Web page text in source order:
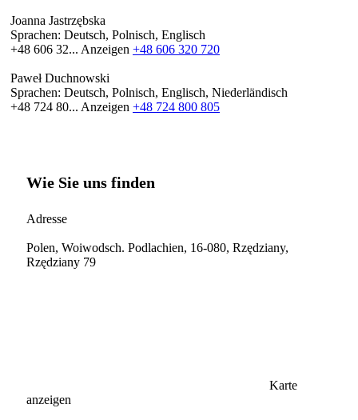
Joanna Jastrzębska
Sprachen: Deutsch, Polnisch, Englisch
+48 606 32... Anzeigen +48 606 320 720
Paweł Duchnowski
Sprachen: Deutsch, Polnisch, Englisch, Niederländisch
+48 724 80... Anzeigen +48 724 800 805
Wie Sie uns finden
Adresse
Polen, Woiwodsch. Podlachien, 16-080, Rzędziany,
Rzędziany 79
Karte
anzeigen